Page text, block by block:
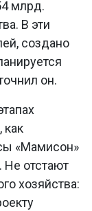
млрд.
В эти
создано
он.
как
«Мамисон»
Не отстают
хозяйства: